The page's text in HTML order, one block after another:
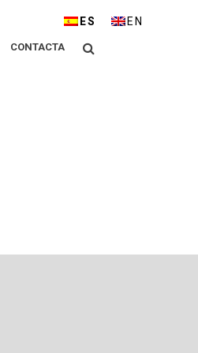
Buscar
CONTACTA
ESPAÑOLENGLISH